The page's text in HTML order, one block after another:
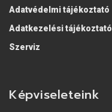
Adatvédelmi tájékoztató
Adatkezelési tájékoztató
Szerviz
Képviseleteink